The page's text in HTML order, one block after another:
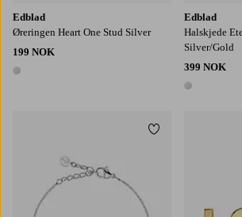
Edblad
Øreringen Heart One Stud Silver
199 NOK
1 farge
Edblad
Halskjede
Silver/Gold
399 NOK
1 farge
Legg til favoritter